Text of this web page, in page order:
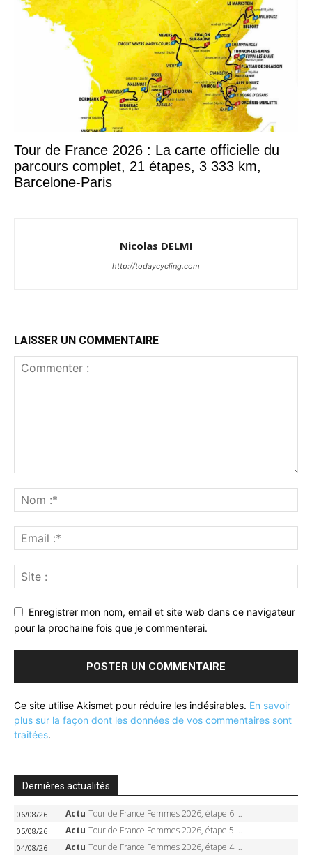
Tour de France 2026 : La carte officielle du
parcours complet, 21 étapes, 3 333 km,
Barcelone-Paris
Nicolas DELMI
http://todaycycling.com
LAISSER UN COMMENTAIRE
Enregistrer mon nom, email et site web dans ce navigateur
pour la prochaine fois que je commenterai.
Ce site utilise Akismet pour réduire les indésirables. En savoir
plus sur la façon dont les données de vos commentaires sont
traitées.
Dernières actualités
06/08/26 Actu Tour de France Femmes 2026, étape 6 – Kim Le Court-Pienaar gagne à Tournon, Reusser en jaune
05/08/26 Actu Tour de France Femmes 2026, étape 5 – Demi Vollering gagne à Belleville, Reusser en jaune, Ferrand-Prévot coule
04/08/26 Actu Tour de France Femmes 2026, étape 4 – Marlen Reusser écrase le chrono, Ferrand-Prévot en crise